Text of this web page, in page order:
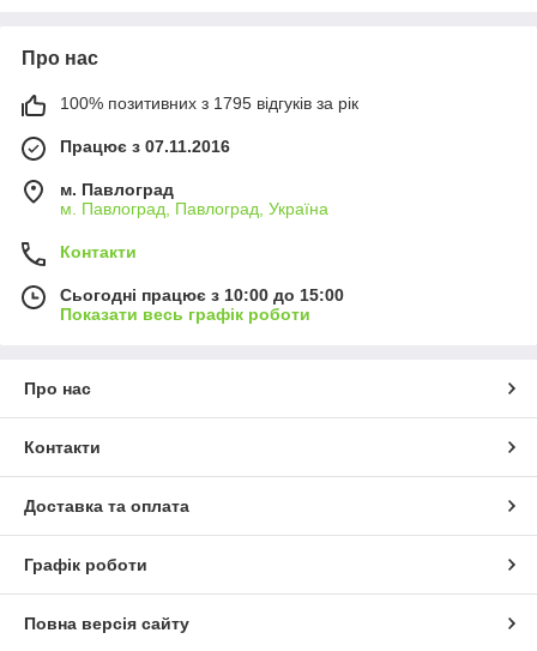
Про нас
100% позитивних з 1795 відгуків за рік
Працює з 07.11.2016
м. Павлоград
м. Павлоград, Павлоград, Україна
Контакти
Сьогодні працює з 10:00 до 15:00
Показати весь графік роботи
Про нас
Контакти
Доставка та оплата
Графік роботи
Повна версія сайту